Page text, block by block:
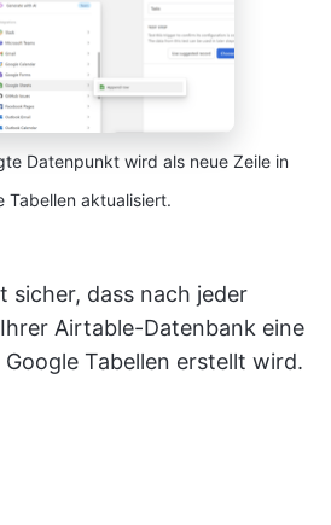
Datenpunkt wird als neue Zeile in
Tabellen aktualisiert.
sicher, dass nach jeder
Airtable-Datenbank eine
Google Tabellen erstellt wird.